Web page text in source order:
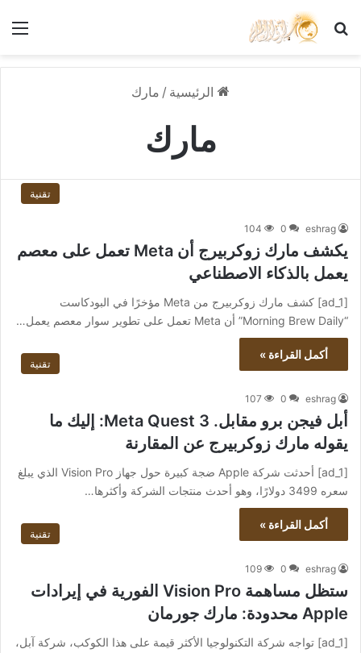
بحث عن
الرئيسية / مارك
مارك
تقنية
eshrag
0
104
يكشف مارك زوكربيرج أن Meta تعمل على معصم
يعمل بالذكاء الاصطناعي
[ad_1] كشف مارك زوكربيرج من Meta مؤخرًا في البودكاست
“Morning Brew Daily” أن Meta تعمل على تطوير سوار معصم يعمل…
أكمل القراءة »
تقنية
eshrag
0
107
أبل فيجن برو مقابل. Meta Quest 3: إليك ما
يقوله مارك زوكربيرج عن المقارنة
[ad_1] أحدثت شركة Apple ضجة كبيرة حول جهاز Vision Pro الذي يبلغ
سعره 3499 دولارًا، وهو أحدث منتجات الشركة وأكثرها…
أكمل القراءة »
تقنية
eshrag
0
109
ستظل مساهمة Vision Pro الفورية في إيرادات
Apple محدودة: مارك جورمان
[ad_1] تواجه شركة التكنولوجيا الأكثر قيمة على هذا الكوكب، شركة آبل،